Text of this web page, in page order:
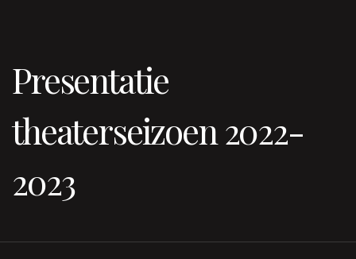
Presentatie
theaterseizoen 2022-
2023